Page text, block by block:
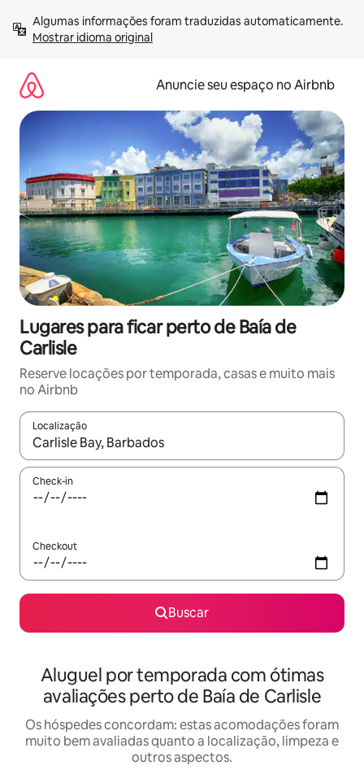
para
Mostrar idioma original
Anuncie seu espaço no Airbnb
Lugares para ficar perto de Baía de
Carlisle
Reserve locações por temporada, casas e muito mais
no Airbnb
Localização
Quando os resultados estiverem disponíveis, explore-os
Check-in
Checkout
Buscar
Aluguel por temporada com ótimas
avaliações perto de Baía de Carlisle
Os hóspedes concordam: estas acomodações foram
muito bem avaliadas quanto a localização, limpeza e
outros aspectos.